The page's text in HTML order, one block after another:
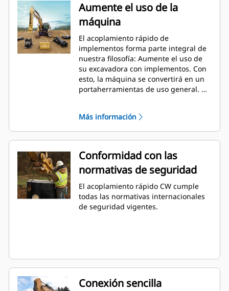
Aumente el uso de la
máquina
El acoplamiento rápido de
implementos forma parte integral de
nuestra filosofía: Aumente el uso de
su excavadora con implementos. Con
esto, la máquina se convertirá en un
portaherramientas de uso general. El
50 000 unidades vendidas en los
últimos 40 años. Se puede
intercambiar con diferentes clases de
máquina y se ha diseñado para su uso
en más de 700 máquinas diferentes,
tanto Cat como de otros fabricantes.
Más información
Conformidad con las
normativas de seguridad
El acoplamiento rápido CW cumple
todas las normativas internacionales
de seguridad vigentes.
Conexión sencilla